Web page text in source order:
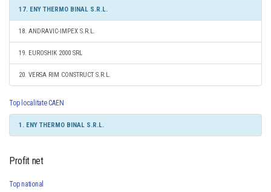
17. ENY THERMO BINAL S.R.L.
18. ANDRAVIC-IMPEX S.R.L.
19. EUROSHIK 2000 SRL
20. VERSA RIM CONSTRUCT S.R.L.
Top localitate CAEN
1. ENY THERMO BINAL S.R.L.
Profit net
Top national